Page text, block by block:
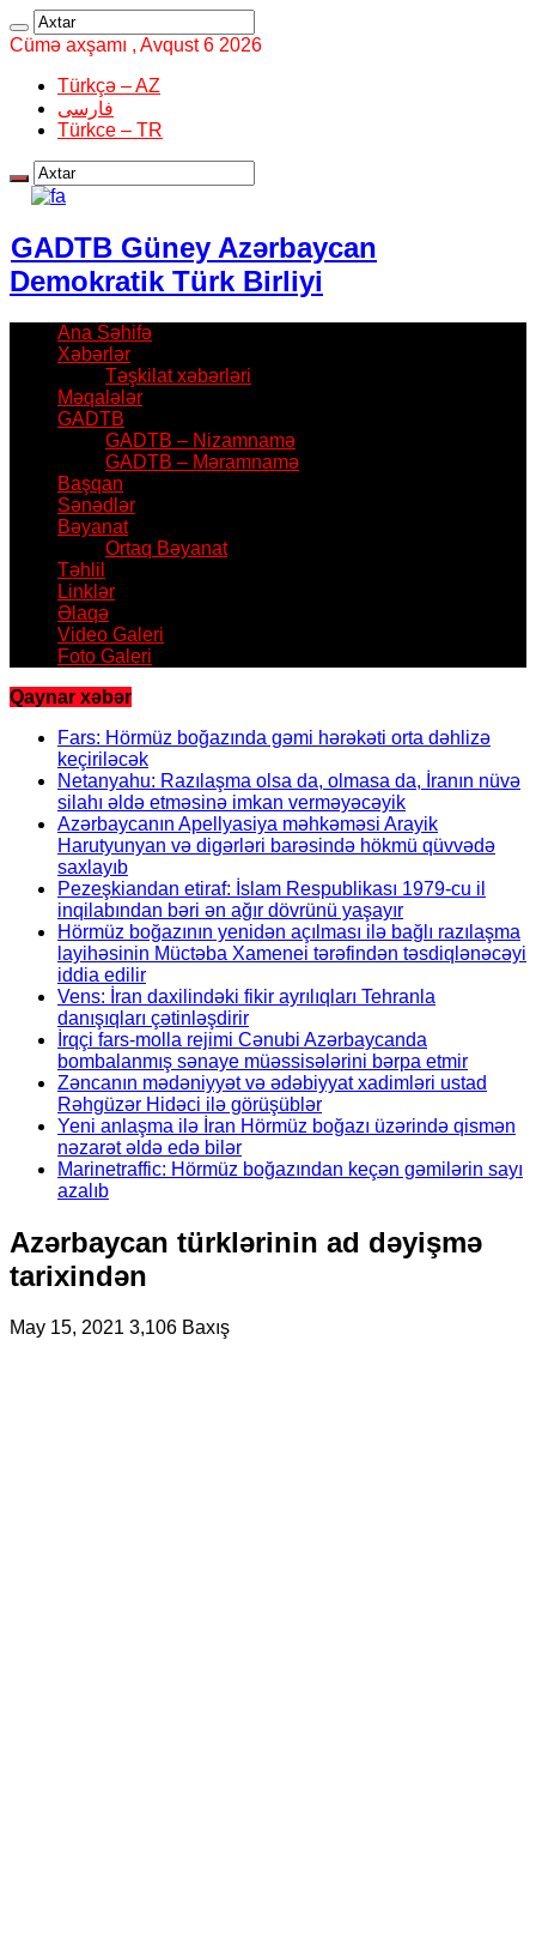
Cümə axşamı , Avqust 6 2026
Türkçə – AZ
فارسی
Türkce – TR
GADTB Güney Azərbaycan
Demokratik Türk Birliyi
Ana Səhifə
Xəbərlər
Təşkilat xəbərləri
Məqalələr
GADTB
GADTB – Nizamnamə
GADTB – Məramnamə
Başqan
Sənədlər
Bəyanat
Ortaq Bəyanat
Təhlil
Linklər
Əlaqə
Video Galeri
Foto Galeri
Qaynar xəbər
Fars: Hörmüz boğazında gəmi hərəkəti orta dəhlizə
keçiriləcək
Netanyahu: Razılaşma olsa da, olmasa da, İranın nüvə
silahı əldə etməsinə imkan verməyəcəyik
Azərbaycanın Apellyasiya məhkəməsi Arayik
Harutyunyan və digərləri barəsində hökmü qüvvədə
saxlayıb
Pezeşkiandan etiraf: İslam Respublikası 1979-cu il
inqilabından bəri ən ağır dövrünü yaşayır
Hörmüz boğazının yenidən açılması ilə bağlı razılaşma
layihəsinin Müctəba Xamenei tərəfindən təsdiqlənəcəyi
iddia edilir
Vens: İran daxilindəki fikir ayrılıqları Tehranla
danışıqları çətinləşdirir
İrqçi fars-molla rejimi Cənubi Azərbaycanda
bombalanmış sənaye müəssisələrini bərpa etmir
Zəncanın mədəniyyət və ədəbiyyat xadimləri ustad
Rəhgüzər Hidəci ilə görüşüblər
Yeni anlaşma ilə İran Hörmüz boğazı üzərində qismən
nəzarət əldə edə bilər
Marinetraffic: Hörmüz boğazından keçən gəmilərin sayı
azalıb
Azərbaycan türklərinin ad dəyişmə
tarixindən
May 15, 2021 3,106 Baxış